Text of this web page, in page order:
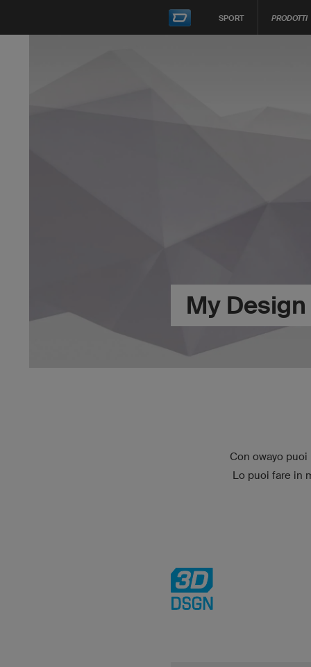
SPORT PRODOTTI
My Design
Con owayo
Lo puoi fare in